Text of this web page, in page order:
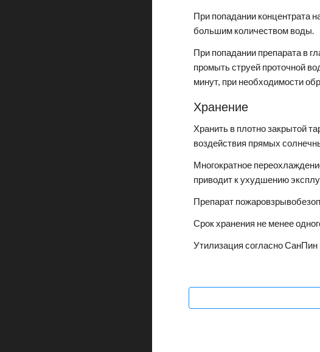
При попадании концентрата
большим количеством воды.
При попадании препарата в
промыть струей проточной
минут, при необходимости
Хранение
Хранить в плотно закрытой
воздействия прямых
Многократное
приводит к ухудшению
Препарат
Срок хранения не менее
Утилизация согласно